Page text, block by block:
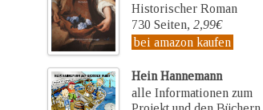
Historischer Roman
730 Seiten, 2,99€
bei amazon kaufen
Hein Hannemann
alle Informationen zum